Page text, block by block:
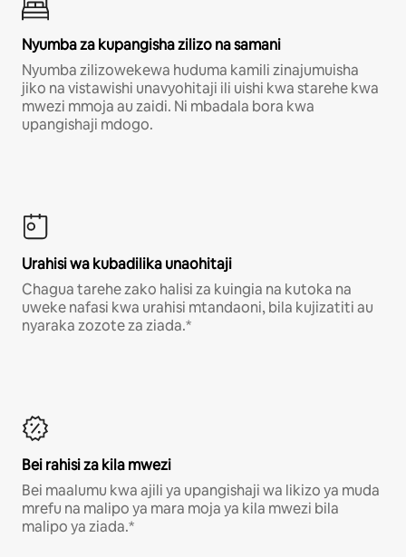
Nyumba za kupangisha zilizo na samani
Nyumba zilizowekewa huduma kamili zinajumuisha
jiko na vistawishi unavyohitaji ili uishi kwa starehe kwa
mwezi mmoja au zaidi. Ni mbadala bora kwa
upangishaji mdogo.
Urahisi wa kubadilika unaohitaji
Chagua tarehe zako halisi za kuingia na kutoka na
uweke nafasi kwa urahisi mtandaoni, bila kujizatiti au
nyaraka zozote za ziada.*
Bei rahisi za kila mwezi
Bei maalumu kwa ajili ya upangishaji wa likizo ya muda
mrefu na malipo ya mara moja ya kila mwezi bila
malipo ya ziada.*